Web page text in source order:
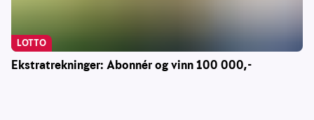
Ekstratrekninger: Abonnér og vinn 100 000,-
LOTTO